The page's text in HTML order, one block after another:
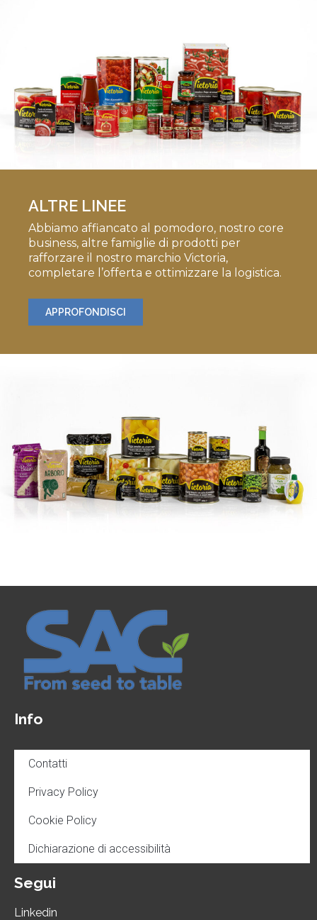
ALTRE LINEE
Abbiamo affiancato al pomodoro, nostro core
business, altre famiglie di prodotti per
rafforzare il nostro marchio Victoria,
completare l’offerta e ottimizzare la logistica.
APPROFONDISCI
Info
Contatti
Privacy Policy
Cookie Policy
Dichiarazione di accessibilità
Segui
Linkedin